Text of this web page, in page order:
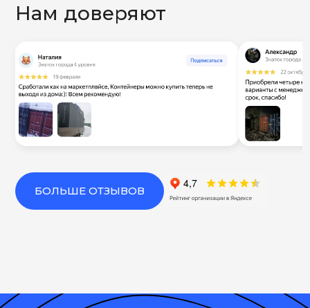
Нам доверяют
БОЛЬШЕ ОТЗЫВОВ